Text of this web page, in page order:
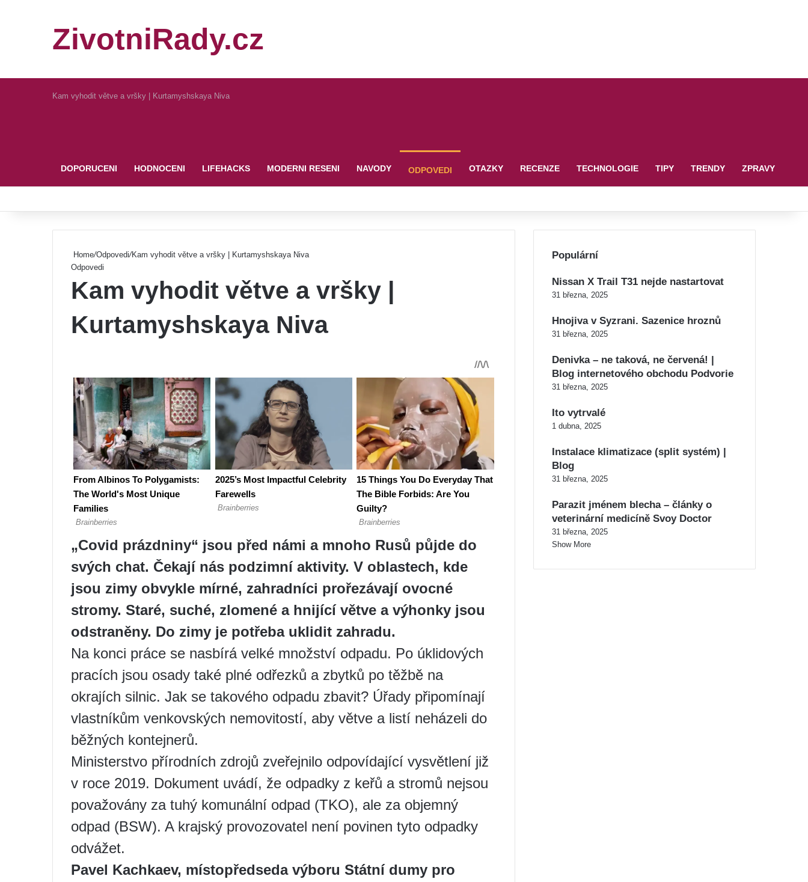
ZivotniRady.cz
Kam vyhodit větve a vršky | Kurtamyshskaya Niva
DOPORUCENI HODNOCENI LIFEHACKS MODERNI RESENI NAVODY ODPOVEDI OTAZKY RECENZE TECHNOLOGIE TIPY TRENDY ZPRAVY
Home/Odpovedi/Kam vyhodit větve a vršky | Kurtamyshskaya Niva
Odpovedi
Kam vyhodit větve a vršky |
Kurtamyshskaya Niva
„Covid prázdniny“ jsou před námi a mnoho Rusů půjde do
svých chat. Čekají nás podzimní aktivity. V oblastech, kde
jsou zimy obvykle mírné, zahradníci prořezávají ovocné
stromy. Staré, suché, zlomené a hnijící větve a výhonky jsou
odstraněny. Do zimy je potřeba uklidit zahradu.
Na konci práce se nasbírá velké množství odpadu. Po úklidových
pracích jsou osady také plné odřezků a zbytků po těžbě na
okrajích silnic. Jak se takového odpadu zbavit? Úřady připomínají
vlastníkům venkovských nemovitostí, aby větve a listí neházeli do
běžných kontejnerů.
Ministerstvo přírodních zdrojů zveřejnilo odpovídající vysvětlení již
v roce 2019. Dokument uvádí, že odpadky z keřů a stromů nejsou
považovány za tuhý komunální odpad (TKO), ale za objemný
odpad (BSW). A krajský provozovatel není povinen tyto odpadky
odvážet.
Pavel Kachkaev, místopředseda výboru Státní dumy pro
Populární
Nissan X Trail T31 nejde nastartovat
31 března, 2025
Hnojiva v Syzrani. Sazenice hroznů
31 března, 2025
Denivka – ne taková, ne červená! |
Blog internetového obchodu Podvorie
31 března, 2025
Ito vytrvalé
1 dubna, 2025
Instalace klimatizace (split systém) |
Blog
31 března, 2025
Parazit jménem blecha – články o
veterinární medicíně Svoy Doctor
31 března, 2025
Show More